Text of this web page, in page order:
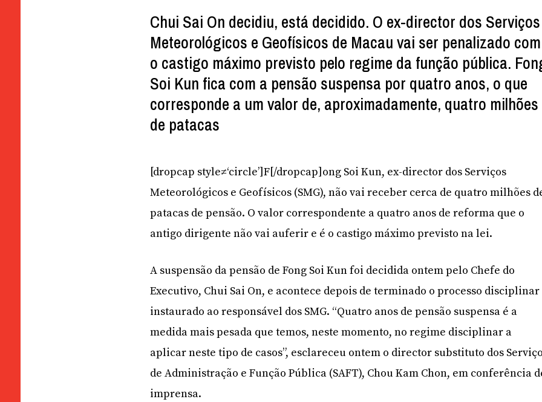
Chui Sai On decidiu, está decidido. O ex-director dos Serviços
Meteorológicos e Geofísicos de Macau vai ser penalizado com
o castigo máximo previsto pelo regime da função pública.
Soi Kun fica com a pensão suspensa por quatro anos, o que
corresponde a um valor de, aproximadamente, quatro milhões
de patacas
[dropcap style≠‘circle’]F[/dropcap]ong Soi Kun, ex-director dos Serviços
Meteorológicos e Geofísicos (SMG), não vai receber cerca de quatro milhões
patacas de pensão. O valor correspondente a quatro anos de reforma que o
antigo dirigente não vai auferir e é o castigo máximo previsto na lei.
A suspensão da pensão de Fong Soi Kun foi decidida ontem pelo Chefe do
Executivo, Chui Sai On, e acontece depois de terminado o processo disciplinar
instaurado ao responsável dos SMG. “Quatro anos de pensão suspensa é a
medida mais pesada que temos, neste momento, no regime disciplinar a
aplicar neste tipo de casos”, esclareceu ontem o director substituto dos
de Administração e Função Pública (SAFT), Chou Kam Chon, em conferência
imprensa.